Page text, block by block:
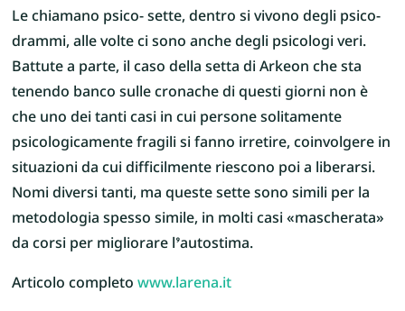
Le chiamano psico- sette, dentro si vivono degli psico-
drammi, alle volte ci sono anche degli psicologi veri.
Battute a parte, il caso della setta di Arkeon che sta
tenendo banco sulle cronache di questi giorni non è
che uno dei tanti casi in cui persone solitamente
psicologicamente fragili si fanno irretire, coinvolgere in
situazioni da cui difficilmente riescono poi a liberarsi.
Nomi diversi tanti, ma queste sette sono simili per la
metodologia spesso simile, in molti casi «mascherata»
da corsi per migliorare l’autostima.
Articolo completowww.larena.it